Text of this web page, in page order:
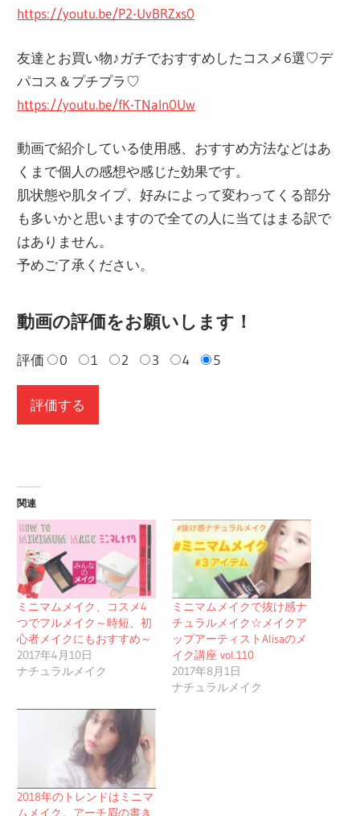
https://youtu.be/P2-UvBRZxs0
友達とお買い物♪ガチでおすすめしたコスメ6選♡デ
パコス＆プチプラ♡
https://youtu.be/fK-TNaIn0Uw
動画で紹介している使用感、おすすめ方法などはあ
くまで個人の感想や感じた効果です。
肌状態や肌タイプ、好みによって変わってくる部分
も多いかと思いますので全ての人に当てはまる訳で
はありません。
予めご了承ください。
動画の評価をお願いします！
評価 0 1 2 3 4 5
関連
ミニマムメイク、コスメ4
つでフルメイク～時短、初
心者メイクにもおすすめ～
2017年4月10日
ナチュラルメイク
ミニマムメイクで抜け感ナ
チュラルメイク☆メイクア
ップアーティストAlisaのメ
イク講座 vol.110
2017年8月1日
ナチュラルメイク
2018年のトレンドはミニマ
ムメイク。アーチ眉の書き